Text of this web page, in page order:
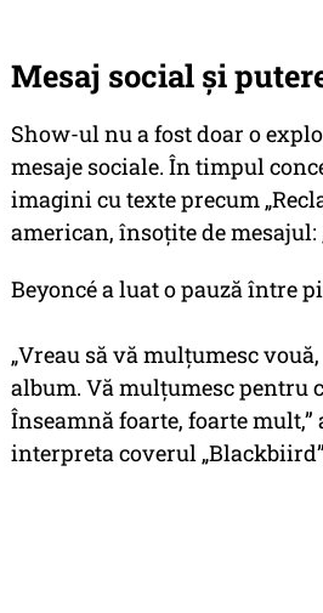
Mesaj social și
Show-ul nu a fost doar o
mesaje sociale. În timpul
imagini cu texte precum
american, însoțite de mesajul:
Beyoncé a luat o pauză între
„Vreau să vă mulțumesc
album. Vă mulțumesc pentru
Înseamnă foarte, foarte
interpreta coverul